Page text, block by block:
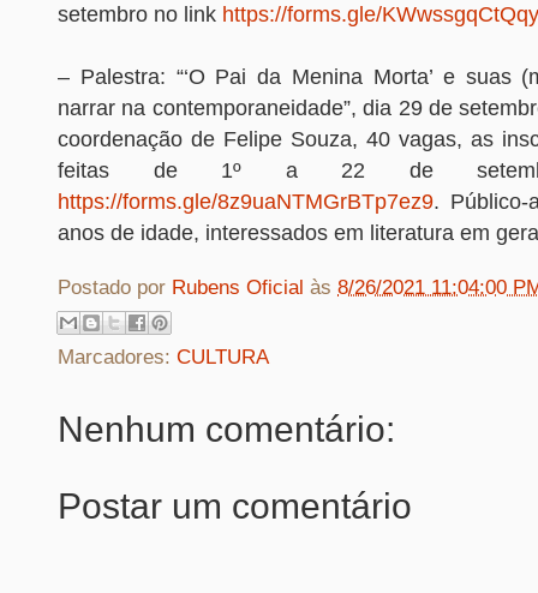
setembro no link https://forms.gle/
– Palestra: “‘O Pai da Menina Morta’ e suas
narrar na contemporaneidade”, dia 29 de
coordenação de Felipe Souza, 40 vagas, as
feitas de 1º a 22 de
https://forms.gle/8z9uaNTMGrBTp7ez9. Público-
anos de idade, interessados em literatura em
Postado por Rubens Oficial às 8/26/2021 11:04:00
Marcadores: CULTURA
Nenhum comentário:
Postar um comentário